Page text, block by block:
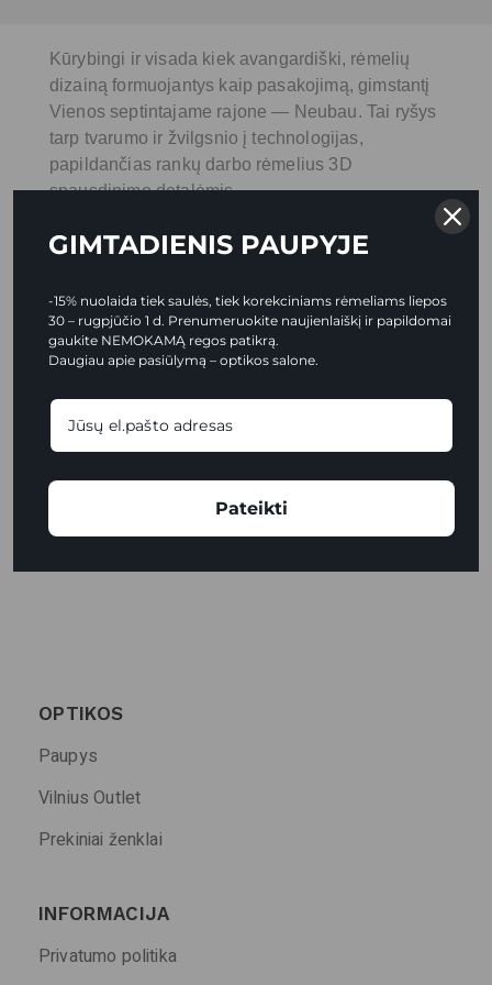
Kūrybingi ir visada kiek avangardiški, rėmelių
dizainą formuojantys kaip pasakojimą, gimstantį
Vienos septintajame rajone — Neubau. Tai ryšys
tarp tvarumo ir žvilgsnio į technologijas,
papildančias rankų darbo rėmelius 3D
spausdinimo detalėmis.
OPTIKOS
Paupys
Vilnius Outlet
Prekiniai ženklai
INFORMACIJA
Privatumo politika
GIMTADIENIS PAUPYJE
-15% nuolaida tiek saulės, tiek korekciniams rėmeliams liepos
30 – rugpjūčio 1 d. Prenumeruokite naujienlaiškį ir papildomai
gaukite NEMOKAMĄ regos patikrą.
Daugiau apie pasiūlymą – optikos salone.
Pateikti